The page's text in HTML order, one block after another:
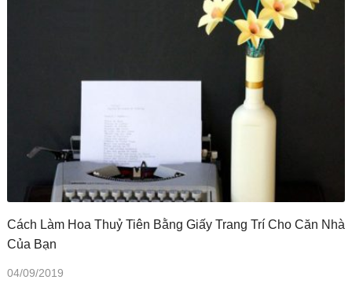
Cách Làm Hoa Thuỷ Tiên Bằng Giấy Trang Trí Cho Căn Nhà
Của Bạn
04/09/2019